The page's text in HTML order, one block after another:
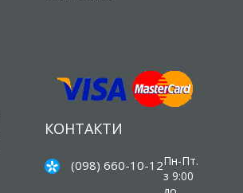
КОНТАКТИ
(098) 660-10-12Пн-Пт.
з 9:00